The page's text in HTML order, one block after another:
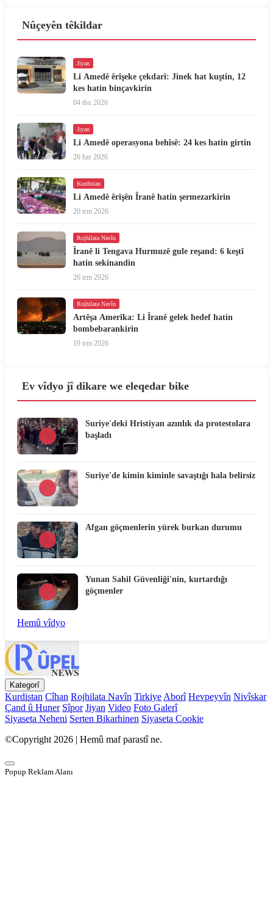
Nûçeyên têkildar
Jiyan
Li Amedê êrîşeke çekdarî: Jinek hat kuştin, 12
kes hatin binçavkirin
04 tbx 2026
Jiyan
Li Amedê operasyona behîsê: 24 kes hatin girtin
26 hzr 2026
Kurdistan
Li Amedê êrîşên Îranê hatin şermezarkirin
20 trm 2026
Rojhilata Navîn
Îranê li Tengava Hurmuzê gule reşand: 6 keştî
hatin sekinandin
26 trm 2026
Rojhilata Navîn
Artêşa Amerîka: Li Îranê gelek hedef hatin
bombebarankirin
19 trm 2026
Ev vîdyo jî dikare we eleqedar bike
Suriye'deki Hristiyan azınlık da protestolara
başladı
Suriye'de kimin kiminle savaştığı hala belirsiz
Afgan göçmenlerin yürek burkan durumu
Yunan Sahil Güvenliği'nin, kurtardığı
göçmenler
Hemû vîdyo
Kategorî
Kurdistan Cîhan Rojhilata Navîn Tirkiye Aborî Hevpeyvîn Nivîskar
Çand û Huner Sîpor Jiyan Video Foto Galerî
Siyaseta Neheni Serten Bikarhinen Siyaseta Cookie
©Copyright 2026 | Hemû maf parastî ne.
Popup Reklam Alanı